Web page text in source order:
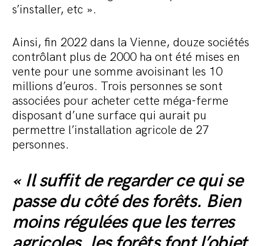
s’installer, etc ».
Ainsi, fin 2022 dans la Vienne, douze sociétés
contrôlant plus de 2000 ha ont été mises en
vente pour une somme avoisinant les 10
millions d’euros. Trois personnes se sont
associées pour acheter cette méga-ferme
disposant d’une surface qui aurait pu
permettre l’installation agricole de 27
personnes.
« Il suffit de regarder ce qui se
passe du côté des forêts. Bien
moins régulées que les terres